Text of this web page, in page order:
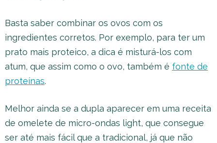
Basta saber combinar os ovos com os
ingredientes corretos. Por exemplo, para ter um
prato mais proteico, a dica é misturá-los com
atum, que assim como o ovo, também é fonte de
proteínas.
Melhor ainda se a dupla aparecer em uma receita
de omelete de micro-ondas light, que consegue
ser até mais fácil que a tradicional, já que não